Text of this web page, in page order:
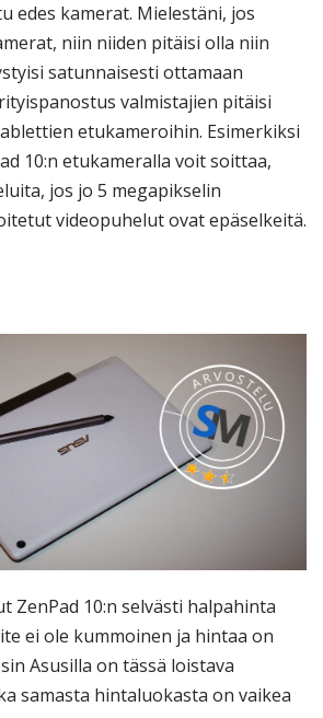
edes kamerat. Mielestäni, jos
niin niiden pitäisi olla niin
satunnaisesti ottamaan
valmistajien pitäisi
etukameroihin. Esimerkiksi
10:n etukameralla voit soittaa,
jos jo 5 megapikselin
videopuhelut ovat epäselkeitä.
ZenPad 10:n selvästi halpahinta
ei ole kummoinen ja hintaa on
Asusilla on tässä loistava
samasta hintaluokasta on vaikea